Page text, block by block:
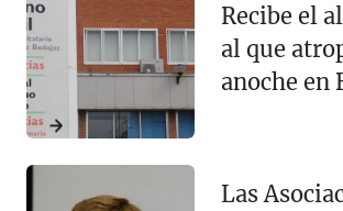
Recibe el
al que
anoche en
Las